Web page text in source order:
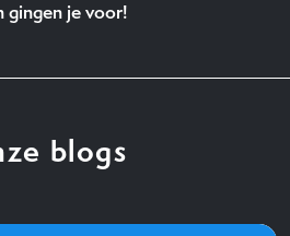
gingen je voor!
blogs